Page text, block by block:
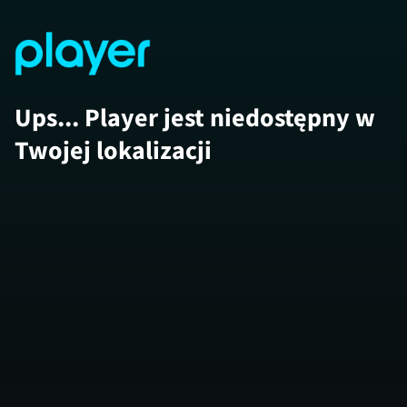
Ups... Player jest niedostępny w
Twojej lokalizacji